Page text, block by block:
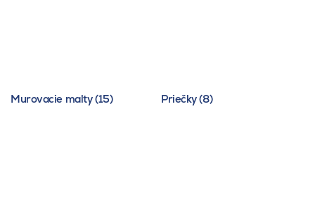
Murovacie malty (15) Priečky (8)